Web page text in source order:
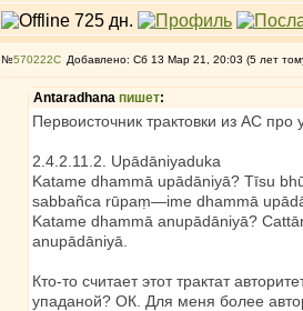
№570222 Добавлено: Сб 13 Мар 21, 20:03 (5 лет
Antaradhana пишет:
Первоисточник трактовки из АС
2.4.2.11.2. Upādāniyaduka
Katame dhammā upādāniyā? Tīsu
sabbañca rūpaṃ—ime dhammā
Katame dhammā anupādāniyā?
anupādāniyā.
Кто-то считает этот трактат
упаданой? ОК. Для меня более